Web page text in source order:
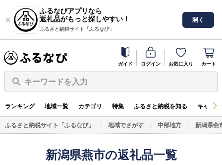
ふるなびアプリなら
返礼品がもっと探しやすい！
ふるさと納税サイト「ふるなび」
開く
ガイド ログイン お気に入り カート
キーワードを入力
ランキング 地域一覧 カテゴリ 特集 ふるさと納税を知る キャン
ふるさと納税サイト「ふるなび」 地域でさがす 中部地方 新潟県燕
新潟県燕市の返礼品一覧